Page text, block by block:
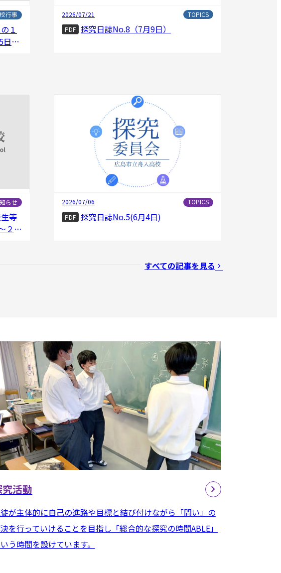
行事
１
16
2026/07/21
TOPICS
PDF 探究日誌No.8（7月9日）
らせ
等
２つ
2026/07/06
TOPICS
PDF 探究日誌No.5(6月4日)
すべての記事を見る
活動
が主体的に自己の進路や目標と結び付けながら「問い」の
を行っていけることを目指し「総合的な探究の時間ABLE」
う時間を設けています。